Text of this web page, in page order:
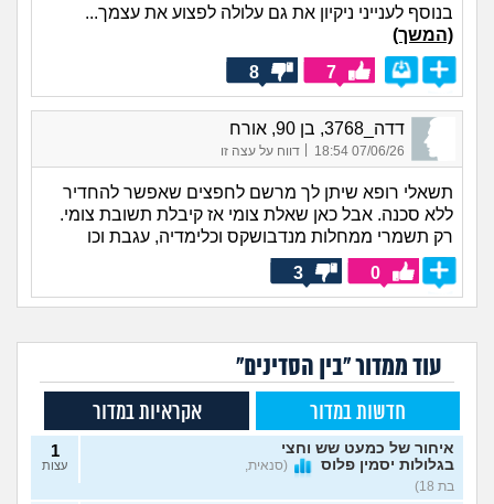
בנוסף לענייני ניקיון את גם עלולה לפצוע את עצמך...
(המשך)
7
8
דדה_3768, בן 90, אורח
07/06/26 18:54
| דווח על עצה זו
תשאלי רופא שיתן לך מרשם לחפצים שאפשר להחדיר
ללא סכנה. אבל כאן שאלת צומי אז קיבלת תשובת צומי.
רק תשמרי ממחלות מנדבושקס וכלימדיה, עגבת וכו
0
3
עוד ממדור "בין הסדינים"
חדשות במדור אקראיות במדור
איחור של כמעט שש וחצי
בגלולות יסמין פלוס
(סנאית,
בת 18)
1
עצות